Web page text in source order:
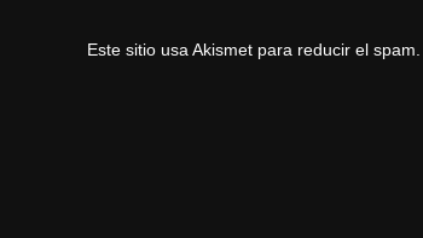
Este sitio usa Akismet para reducir el spam.